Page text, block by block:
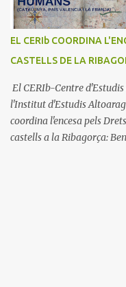
EL CERIb COORDINA
CASTELLS DE LA
El CERIb-Centre
l'Institut d'Estudis
coordina l'encesa pels
castells a la Ribagorça: